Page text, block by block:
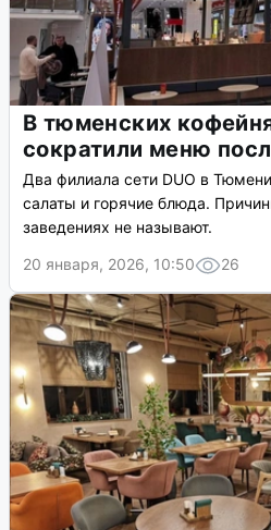
В тюменских
сократили меню
Два филиала сети DUO в
салаты и горячие блюда.
заведениях не называют.
20 января, 2026, 10:50
26